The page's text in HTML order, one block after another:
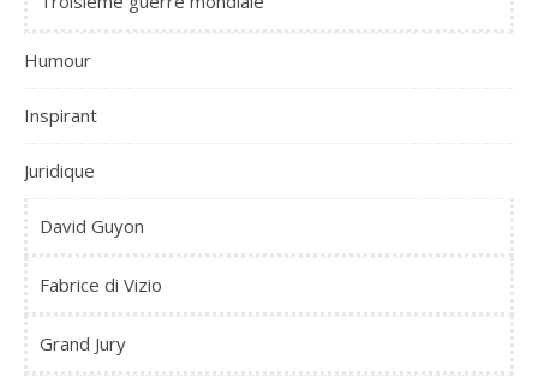
Humour
Inspirant
Juridique
David Guyon
Fabrice di Vizio
Grand Jury